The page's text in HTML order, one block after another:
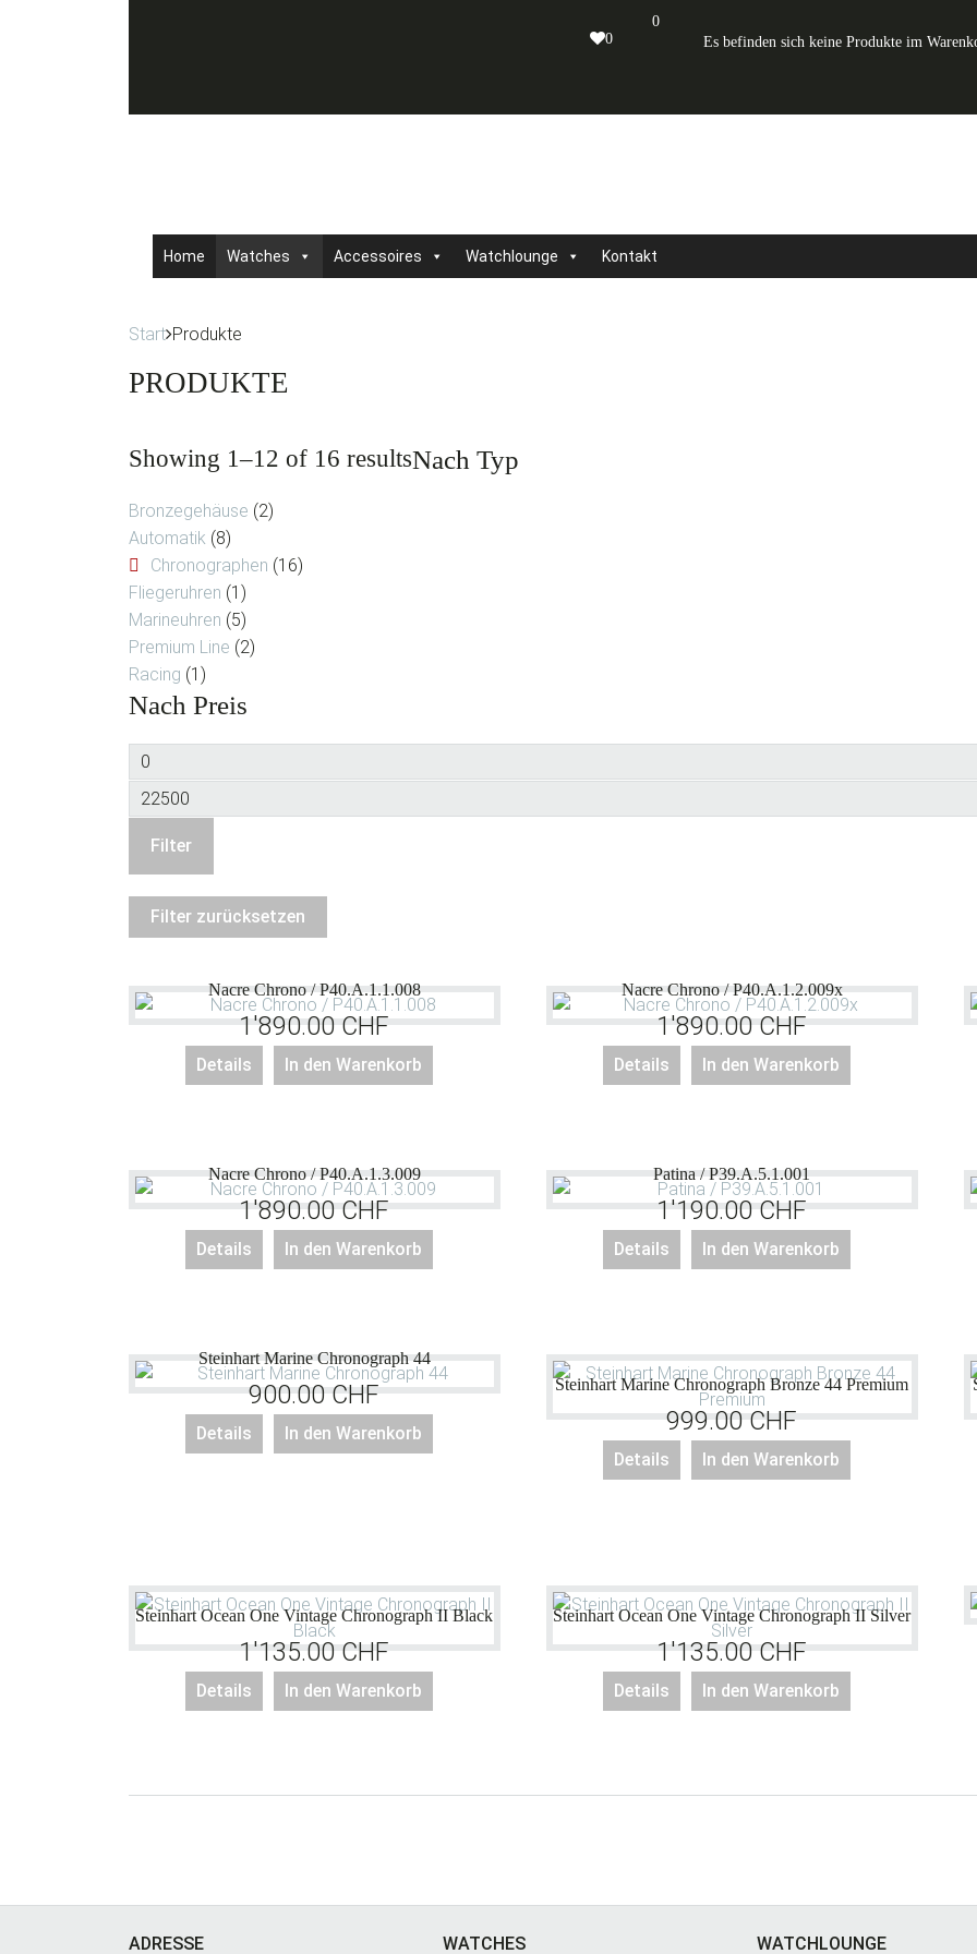
0
0
Es befinden sich keine Produkte im
Home Watches Accessoires Watchlounge Kontakt
Start Produkte
PRODUKTE
Showing 1–12 of 16 resultsNach Typ
Bronzegehäuse (2)
Automatik (8)
Chronographen (16)
Fliegeruhren (1)
Marineuhren (5)
Premium Line (2)
Racing (1)
Nach Preis
Min.
Preis
Max.
Filter
Filter zurücksetzen
Nacre Chrono / P40.A.1.1.008
1'890.00CHF
Details In den Warenkorb
Nacre Chrono / P40.A.1.2.009x
1'890.00CHF
Details In den Warenkorb
Nacre Chrono / P40.A.1.3.009
1'890.00CHF
Details In den Warenkorb
Patina / P39.A.5.1.001
1'190.00CHF
Details In den Warenkorb
Steinhart Marine Chronograph 44
900.00CHF
Details In den Warenkorb
Steinhart Marine Chronograph Bronze 44 Premium
999.00CHF
Details In den Warenkorb
Steinhart Ocean One Vintage Chronograph II Black
1'135.00CHF
Details In den Warenkorb
Steinhart Ocean One Vintage Chronograph II Silver
1'135.00CHF
Details In den Warenkorb
ADRESSE WATCHES WATCHLOUNGE